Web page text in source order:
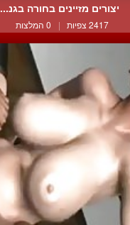
יצורים מזיינים בחורה בגנ...
2417 צפיות | 0 המלצות